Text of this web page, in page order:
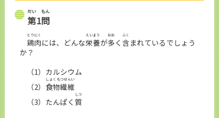
第
だい
1問
もん
鶏肉
とりにく
には、どんな栄養
えいよう
が多
おお
く 含
ふく
まれているでしょう
か？
（1）カルシウム
（2） 食物繊維
しょくもつせんい
（3）たんぱく 質
しつ